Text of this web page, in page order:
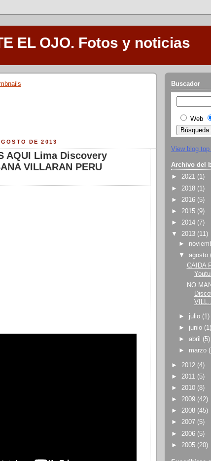
EL OJO. Fotos y noticias
DE 2013
AQUI Lima Discovery
VILLARAN PERU
Buscador
Web
View blog top
Archivo del
► 2021 (1)
► 2018 (1)
► 2016 (5)
► 2015 (9)
► 2014 (7)
▼ 2013 (11)
►
▼agosto
CAIDA
NO
VILL...
► julio (1)
► junio (1)
►abril (5)
► marzo
► 2012 (4)
► 2011 (5)
► 2010 (8)
► 2009 (42)
► 2008 (45)
► 2007 (5)
► 2006 (5)
► 2005 (20)